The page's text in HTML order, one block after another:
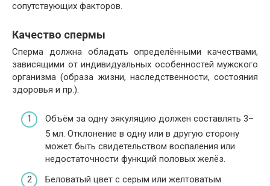
сопутствующих факторов.
Качество спермы
Сперма должна обладать определёнными качествами,
зависящими от индивидуальных особенностей мужского
организма (образа жизни, наследственности, состояния
здоровья и пр.).
Объём за одну эякуляцию должен составлять 3–
5 мл. Отклонение в одну или в другую сторону
может быть свидетельством воспаления или
недостаточности функций половых желёз.
Беловатый цвет с серым или желтоватым